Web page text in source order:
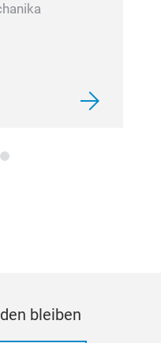
bleiben